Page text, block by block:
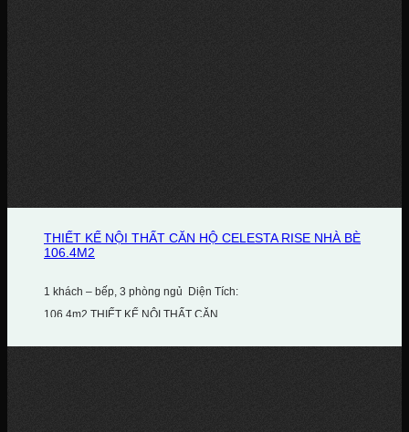
THIẾT KẾ NỘI THẤT CĂN HỘ CELESTA RISE NHÀ BÈ
106.4M2
1 khách – bếp, 3 phòng ngủ Diện Tích:
106.4m2 THIẾT KẾ NỘI THẤT CĂN...